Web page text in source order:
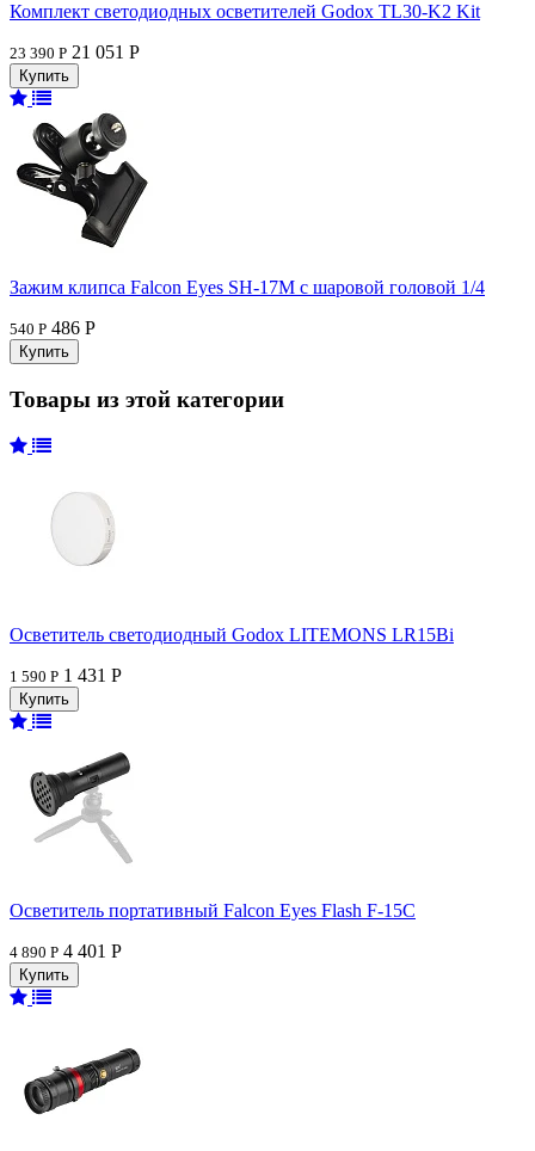
Комплект светодиодных осветителей Godox TL30-K2 Kit
23 390 Р 21 051 Р
Зажим клипса Falcon Eyes SH-17M с шаровой головой 1/4
540 Р 486 Р
Товары из этой категории
Осветитель светодиодный Godox LITEMONS LR15Bi
1 590 Р 1 431 Р
Осветитель портативный Falcon Eyes Flash F-15C
4 890 Р 4 401 Р